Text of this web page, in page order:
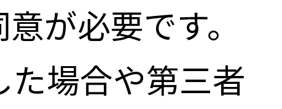
が必要です。
場合や第三者